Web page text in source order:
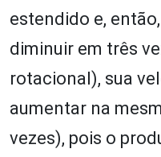
estendido e,
diminuir em três
rotacional), sua
aumentar na
vezes), pois o